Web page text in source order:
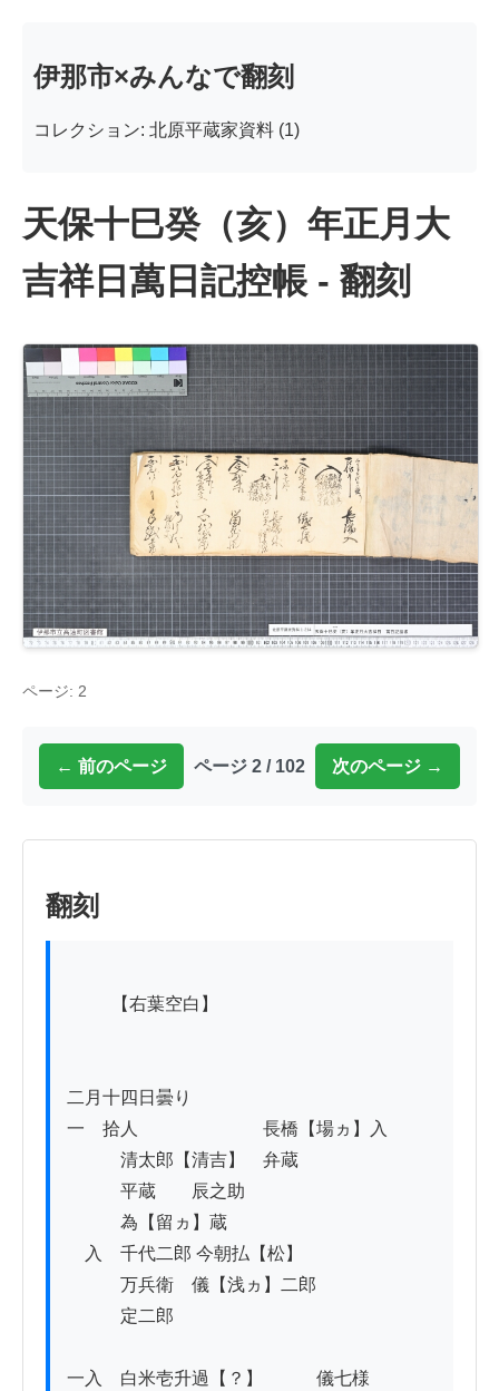
伊那市×みんなで翻刻
コレクション: 北原平蔵家資料 (1)
天保十巳癸（亥）年正月大
吉祥日萬日記控帳 - 翻刻
ページ: 2
← 前のページ ページ 2 / 102 次のページ →
翻刻
二月十四日曇り
一　拾人　　　　　　　長橋【場ヵ】入
清太郎【清吉】　弁蔵
平蔵　　辰之助
為【留ヵ】蔵
入　千代二郎 今朝払【松】
万兵衛　儀【浅ヵ】二郎
定二郎
一入　白米壱升過【？】　　　儀七様